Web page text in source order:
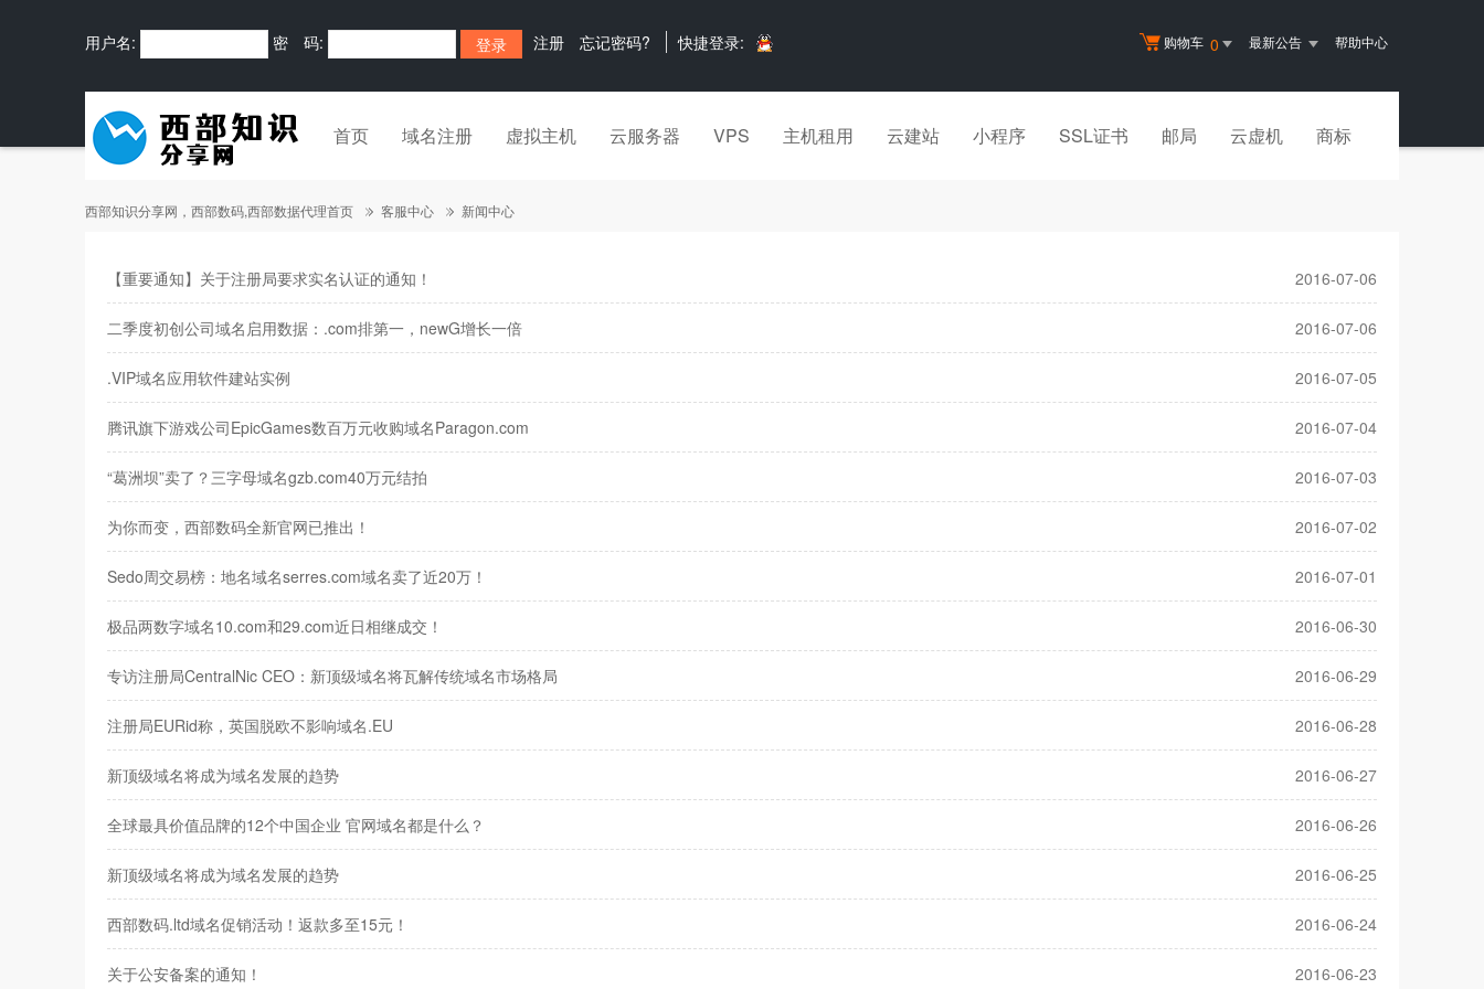
购物车 0 最新公告 帮助中心
用户名: 密 码: 注册 忘记密码? 快捷登录:
首页 域名注册 虚拟主机 云服务器 VPS 主机租用 云建站 小程序 SSL证书 邮局 云虚机 商标
西部知识分享网，西部数码,西部数据代理首页 客服中心 新闻中心
【重要通知】关于注册局要求实名认证的通知！ 2016-07-06
二季度初创公司域名启用数据：.com排第一，newG增长一倍 2016-07-06
.VIP域名应用软件建站实例 2016-07-05
腾讯旗下游戏公司EpicGames数百万元收购域名Paragon.com 2016-07-04
“葛洲坝”卖了？三字母域名gzb.com40万元结拍 2016-07-03
为你而变，西部数码全新官网已推出！ 2016-07-02
Sedo周交易榜：地名域名serres.com域名卖了近20万！ 2016-07-01
极品两数字域名10.com和29.com近日相继成交！ 2016-06-30
专访注册局CentralNic CEO：新顶级域名将瓦解传统域名市场格局 2016-06-29
注册局EURid称，英国脱欧不影响域名.EU 2016-06-28
新顶级域名将成为域名发展的趋势 2016-06-27
全球最具价值品牌的12个中国企业 官网域名都是什么？ 2016-06-26
新顶级域名将成为域名发展的趋势 2016-06-25
西部数码.ltd域名促销活动！返款多至15元！ 2016-06-24
关于公安备案的通知！ 2016-06-23